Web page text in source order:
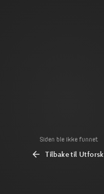
Siden ble ikke funnet
Tilbake til Utforsk